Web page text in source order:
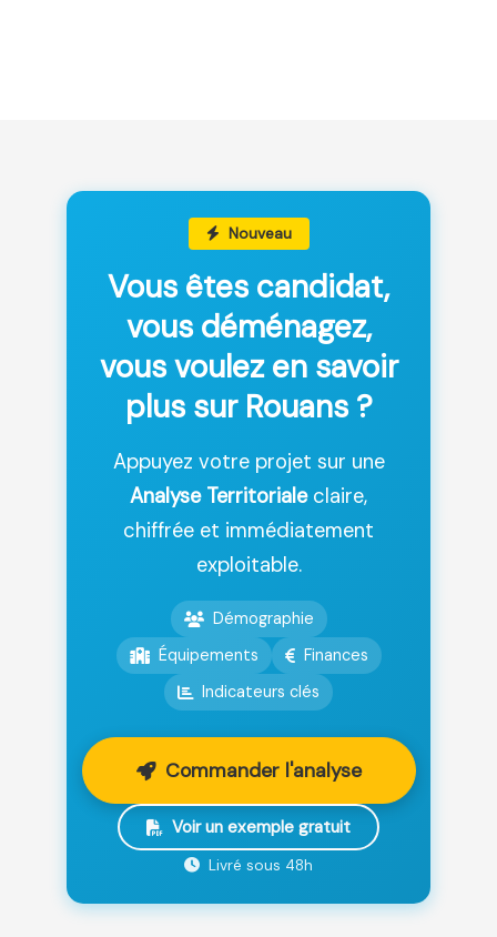
Nouveau
Vous êtes candidat,
vous déménagez,
vous voulez en savoir
plus sur Rouans ?
Appuyez votre projet sur une
Analyse Territorialeclaire,
chiffrée et immédiatement
exploitable.
Démographie
Équipements
Finances
Indicateurs clés
Commander l'analyse
Voir un exemple gratuit
Livré sous 48h